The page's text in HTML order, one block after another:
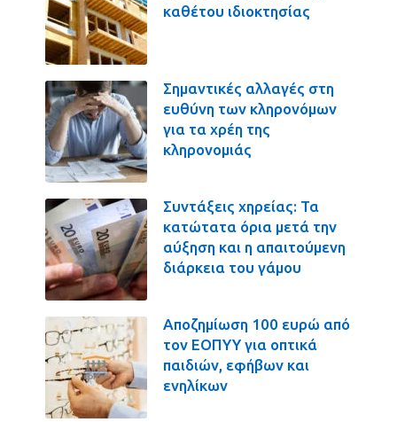
καθέτου ιδιοκτησίας
Σημαντικές αλλαγές στη
ευθύνη των κληρονόμων
για τα χρέη της
κληρονομιάς
Συντάξεις χηρείας: Τα
κατώτατα όρια μετά την
αύξηση και η απαιτούμενη
διάρκεια του γάμου
Αποζημίωση 100 ευρώ από
τον ΕΟΠΥΥ για οπτικά
παιδιών, εφήβων και
ενηλίκων